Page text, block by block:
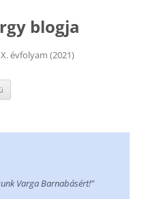
blogja
évfolyam (2021)
Varga Barnabásért!”